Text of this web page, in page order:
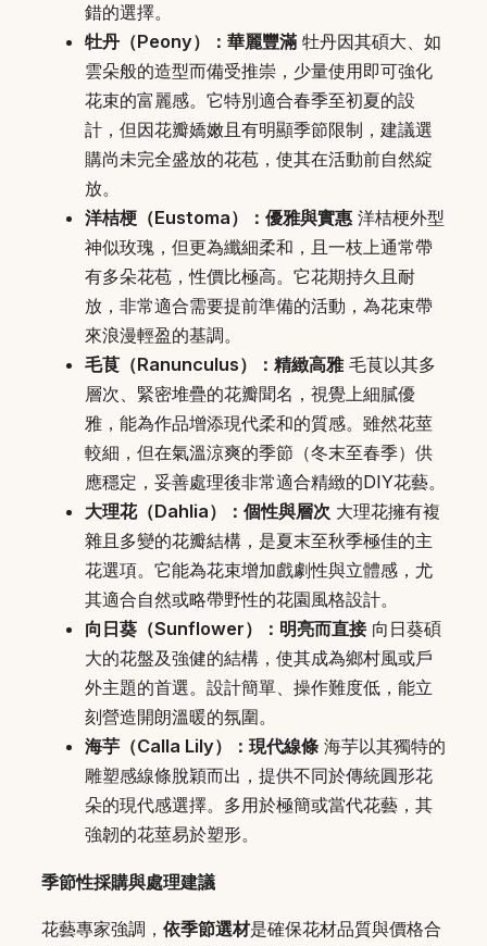
錯的選擇。
牡丹（Peony）：華麗豐滿 牡丹因其碩大、如
雲朵般的造型而備受推崇，少量使用即可強化
花束的富麗感。它特別適合春季至初夏的設
計，但因花瓣嬌嫩且有明顯季節限制，建議選
購尚未完全盛放的花苞，使其在活動前自然綻
放。
洋桔梗（Eustoma）：優雅與實惠 洋桔梗外型
神似玫瑰，但更為纖細柔和，且一枝上通常帶
有多朵花苞，性價比極高。它花期持久且耐
放，非常適合需要提前準備的活動，為花束帶
來浪漫輕盈的基調。
毛茛（Ranunculus）：精緻高雅毛茛以其多
層次、緊密堆疊的花瓣聞名，視覺上細膩優
雅，能為作品增添現代柔和的質感。雖然花莖
較細，但在氣溫涼爽的季節（冬末至春季）供
應穩定，妥善處理後非常適合精緻的DIY花藝。
大理花（Dahlia）：個性與層次 大理花擁有複
雜且多變的花瓣結構，是夏末至秋季極佳的主
花選項。它能為花束增加戲劇性與立體感，尤
其適合自然或略帶野性的花園風格設計。
向日葵（Sunflower）：明亮而直接向日葵碩
大的花盤及強健的結構，使其成為鄉村風或戶
外主題的首選。設計簡單、操作難度低，能立
刻營造開朗溫暖的氛圍。
海芋（Calla Lily）：現代線條 海芋以其獨特的
雕塑感線條脫穎而出，提供不同於傳統圓形花
朵的現代感選擇。多用於極簡或當代花藝，其
強韌的花莖易於塑形。
季節性採購與處理建議
花藝專家強調， 依季節選材是確保花材品質與價格合